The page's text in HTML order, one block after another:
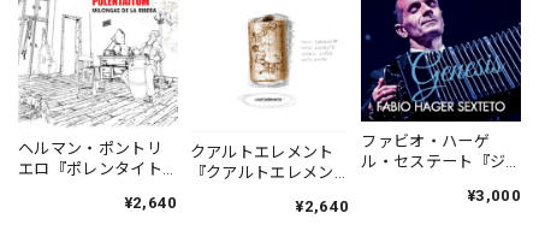
ヘルマン・ポントリ
エロ『ポレンタイト
Pontoriero『POLENT
¥2,640
クアルトエレメント
『クアルトエレメン
Cuartoelemento『Cu
¥2,640
ファビオ・ハーゲ
ル・セステート『ジ
¥3,000